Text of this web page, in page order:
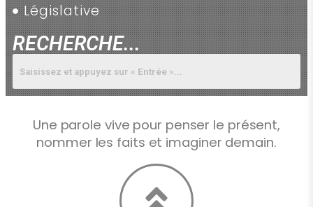
Législative
RECHERCHE...
Une parole vive pour penser le présent,
nommer les faits et imaginer demain.